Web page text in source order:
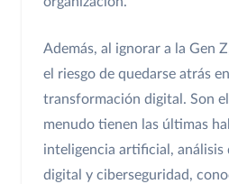
Además, al ignorar a la Gen
el riesgo de quedarse atrás
transformación digital. Son
menudo tienen las últimas
inteligencia artificial, análisis
digital y ciberseguridad,